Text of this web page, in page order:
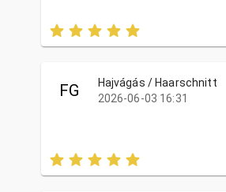
FG
Hajvágás / Haarschnitt
2026-06-03 16:31